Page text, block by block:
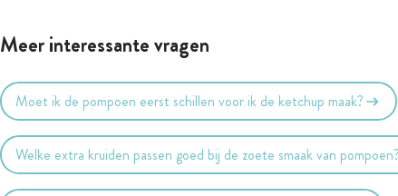
Meer interessante vragen
Moet ik de pompoen eerst schillen voor ik de ketchup maak?
Welke extra kruiden passen goed bij de zoete smaak van